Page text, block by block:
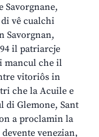
Savorgnane,
vê cualchi
Savorgnan,
il patriarcje
mancul che il
vitoriôs in
che la Acuile e
di Glemone, Sant
a proclamin la
venezian,